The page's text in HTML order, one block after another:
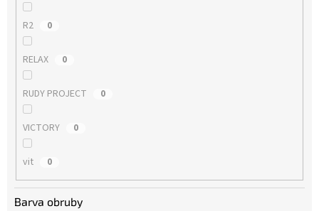
R2 0
RELAX 0
RUDY PROJECT 0
VICTORY 0
vit 0
Barva obruby